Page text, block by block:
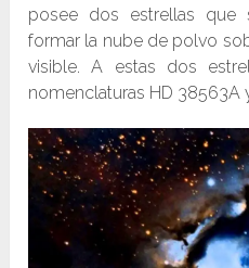
posee dos estrellas que
formar la nube de polvo
visible. A estas dos
nomenclaturas HD 38563A